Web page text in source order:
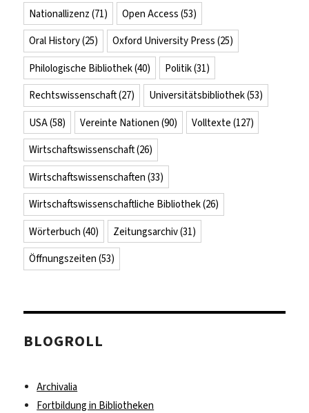
Nationallizenz (71) Open Access (53)
Oral History(25) Oxford University Press (25)
Philologische Bibliothek(40) Politik(31)
Rechtswissenschaft(27) Universitätsbibliothek(53)
USA(58) Vereinte Nationen (90) Volltexte (127)
Wirtschaftswissenschaft(26)
Wirtschaftswissenschaften (33)
Wirtschaftswissenschaftliche Bibliothek(26)
Wörterbuch (40) Zeitungsarchiv(31)
Öffnungszeiten (53)
BLOGROLL
Archivalia
Fortbildung in Bibliotheken